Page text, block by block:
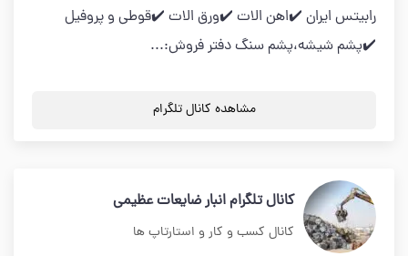
رابیتس ایران ✔️اهن الات ✔️ورق الات ✔️قوطی و پروفیل
✔️پشم شیشه،پشم سنگ دفتر فروش:...
مشاهده کانال تلگرام
کانال تلگرام انبار ضایعات عظیمی
کانال کسب و کار و استارتاپ ها